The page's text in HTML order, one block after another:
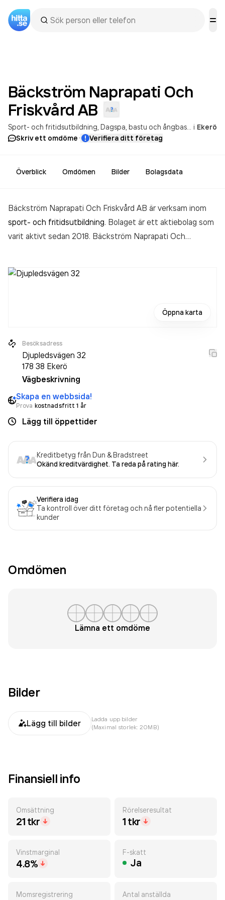
Bäckström Naprapati Och
Friskvård AB
Sport- och fritidsutbildning Dagspa, bastu och ångbastu i Ekerö
Skriv ett omdöme· Verifiera ditt företag
Överblick Omdömen Bilder Bolagsdata
Bäckström Naprapati Och Friskvård AB är verksam inom
sport- och fritidsutbildning. Bolaget är ett aktiebolag som
varit aktivt sedan 2018. Bäckström Naprapati Och
Öppna karta
Besöksadress
Djupledsvägen 32
178 38 Ekerö
Vägbeskrivning
Skapa en webbsida!
Prova kostnadsfritt 1 år
Lägg till öppettider
Kreditbetyg från Dun & Bradstreet
Okänd kreditvärdighet. Ta reda på rating här.
Verifiera idag
Ta kontroll över ditt företag och nå fler potentiella
kunder
Omdömen
Lämna ett omdöme
Bilder
Lägg till bilder
Ladda upp bilder
(Maximal storlek: 20MB)
Finansiell info
Omsättning
21 tkr
Rörelseresultat
1 tkr
Vinstmarginal
4.8%
F-skatt
Ja
Momsregistrering Antal anställda